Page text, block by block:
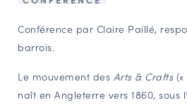
Espace
NAVIGATION FILTRÉE «
Conférence par Claire Paillé,
barrois.
Le mouvement des Arts & Crafts(«
naît en Angleterre vers 1860, sous